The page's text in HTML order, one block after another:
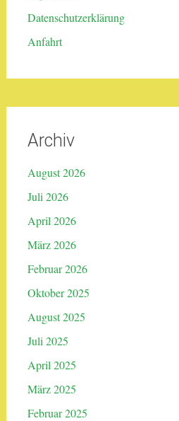
Datenschutzerklärung
Anfahrt
Archiv
August 2026
Juli 2026
April 2026
März 2026
Februar 2026
Oktober 2025
August 2025
Juli 2025
April 2025
März 2025
Februar 2025